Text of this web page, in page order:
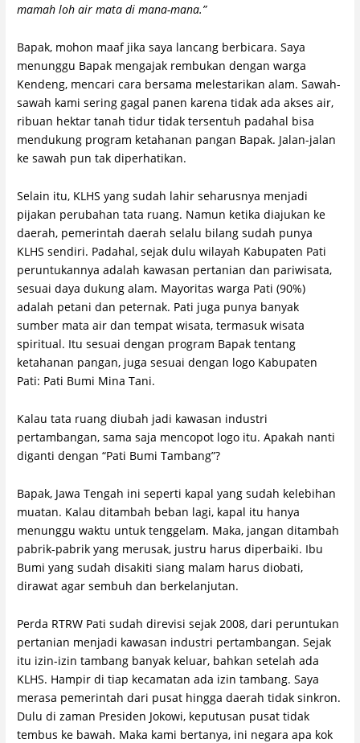
mamah loh air mata di mana-mana.”
Bapak, mohon maaf jika saya lancang berbicara. Saya
menunggu Bapak mengajak rembukan dengan warga
Kendeng, mencari cara bersama melestarikan alam. Sawah-
sawah kami sering gagal panen karena tidak ada akses air,
ribuan hektar tanah tidur tidak tersentuh padahal bisa
mendukung program ketahanan pangan Bapak. Jalan-jalan
ke sawah pun tak diperhatikan.
Selain itu, KLHS yang sudah lahir seharusnya menjadi
pijakan perubahan tata ruang. Namun ketika diajukan ke
daerah, pemerintah daerah selalu bilang sudah punya
KLHS sendiri. Padahal, sejak dulu wilayah Kabupaten Pati
peruntukannya adalah kawasan pertanian dan pariwisata,
sesuai daya dukung alam. Mayoritas warga Pati (90%)
adalah petani dan peternak. Pati juga punya banyak
sumber mata air dan tempat wisata, termasuk wisata
spiritual. Itu sesuai dengan program Bapak tentang
ketahanan pangan, juga sesuai dengan logo Kabupaten
Pati: Pati Bumi Mina Tani.
Kalau tata ruang diubah jadi kawasan industri
pertambangan, sama saja mencopot logo itu. Apakah nanti
diganti dengan “Pati Bumi Tambang”?
Bapak, Jawa Tengah ini seperti kapal yang sudah kelebihan
muatan. Kalau ditambah beban lagi, kapal itu hanya
menunggu waktu untuk tenggelam. Maka, jangan ditambah
pabrik-pabrik yang merusak, justru harus diperbaiki. Ibu
Bumi yang sudah disakiti siang malam harus diobati,
dirawat agar sembuh dan berkelanjutan.
Perda RTRW Pati sudah direvisi sejak 2008, dari peruntukan
pertanian menjadi kawasan industri pertambangan. Sejak
itu izin-izin tambang banyak keluar, bahkan setelah ada
KLHS. Hampir di tiap kecamatan ada izin tambang. Saya
merasa pemerintah dari pusat hingga daerah tidak sinkron.
Dulu di zaman Presiden Jokowi, keputusan pusat tidak
tembus ke bawah. Maka kami bertanya, ini negara apa kok